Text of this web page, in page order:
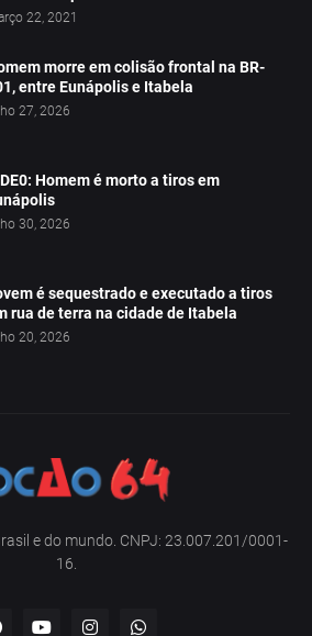
22, 2021
morre em colisão frontal na BR-
entre Eunápolis e Itabela
27, 2026
Homem é morto a tiros em
30, 2026
é sequestrado e executado a tiros
rua de terra na cidade de Itabela
20, 2026
e do mundo. CNPJ: 23.007.201/0001-
16.